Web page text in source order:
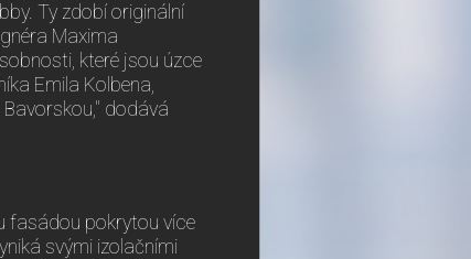
Ty zdobí originální
Maxima
které jsou úzce
Emila Kolbena,
dodává
fasádou pokrytou více
svými izolačními